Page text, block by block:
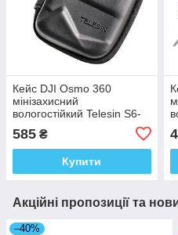
Кейс DJI Osmo 360
мінізахисний
вологостійкий Telesin S6-
585 ₴
Купити
Акційні пропозиції та
–40%